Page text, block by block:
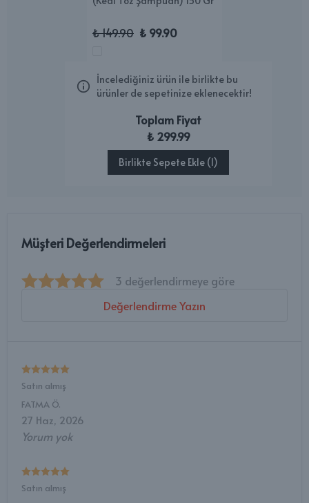
₺ 149.90 ₺ 99.90
İncelediğiniz ürün ile birlikte bu
ürünler de sepetinize eklenecektir!
Toplam Fiyat
₺ 299.99
Birlikte Sepete Ekle (1)
Müşteri Değerlendirmeleri
3 değerlendirmeye göre
Değerlendirme Yazın
Satın almış
FATMA Ö.
27 Haz, 2026
Yorum yok
Satın almış